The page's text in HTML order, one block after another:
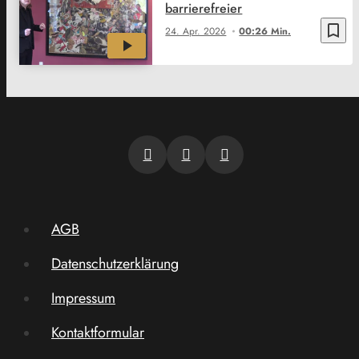
bookmark_border
24. Apr. 2026 00:26 Min.
barrierefreier
AGB
Datenschutzerklärung
Impressum
Kontaktformular